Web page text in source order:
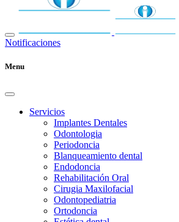
Notificaciones
Menu
Servicios
Implantes Dentales
Odontologia
Periodoncia
Blanqueamiento dental
Endodoncia
Rehabilitación Oral
Cirugia Maxilofacial
Odontopediatria
Ortodoncia